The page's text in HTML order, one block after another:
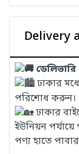
Delivery
ডেলিভারি
ঢাকার
পরিশোধ করুন।
ঢাকার
ইউনিয়ন পর্যায়ে
পণ্য হাতে